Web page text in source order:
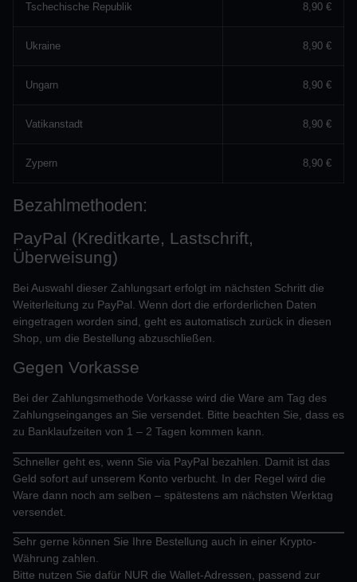
Tschechische Republik 8,90 €
Ukraine 8,90 €
Ungarn 8,90 €
Vatikanstadt 8,90 €
Zypern 8,90 €
Bezahlmethoden:
PayPal (Kreditkarte, Lastschrift,
Überweisung)
Bei Auswahl dieser Zahlungsart erfolgt im nächsten Schritt die
Weiterleitung zu PayPal. Wenn dort die erforderlichen Daten
eingetragen worden sind, geht es automatisch zurück in diesen
Shop, um die Bestellung abzuschließen.
Gegen Vorkasse
Bei der Zahlungsmethode Vorkasse wird die Ware am Tag des
Zahlungseinganges an Sie versendet. Bitte beachten Sie, dass es
zu Banklaufzeiten von 1 – 2 Tagen kommen kann.
Schneller geht es, wenn Sie via PayPal bezahlen. Damit ist das
Geld sofort auf unserem Konto verbucht. In der Regel wird die
Ware dann noch am selben – spätestens am nächsten Werktag
versendet.
Sehr gerne können Sie Ihre Bestellung auch in einer Krypto-
Währung zahlen.
Bitte nutzen Sie dafür NUR die Wallet-Adressen, passend zur